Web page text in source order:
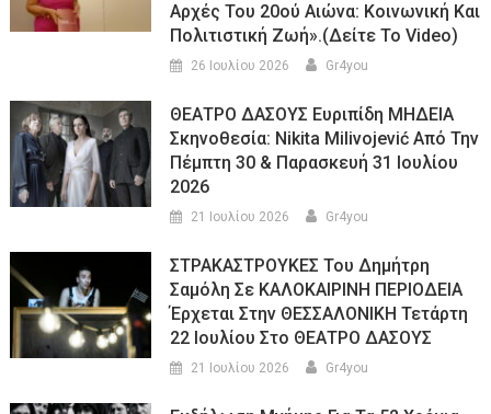
Αρχές Του 20ού Αιώνα: Κοινωνική Και
Πολιτιστική Ζωή».(Δείτε Το Video)
26 Ιουλίου 2026 Gr4you
ΘΕΑΤΡΟ ΔΑΣΟΥΣ Ευριπίδη ΜΗΔΕΙΑ
Σκηνοθεσία: Nikita Milivojević Από Την
Πέμπτη 30 & Παρασκευή 31 Ιουλίου
2026
21 Ιουλίου 2026 Gr4you
ΣΤΡΑΚΑΣΤΡΟΥΚΕΣ Του Δημήτρη
Σαμόλη Σε ΚΑΛΟΚΑΙΡΙΝΗ ΠΕΡΙΟΔΕΙΑ
Έρχεται Στην ΘΕΣΣΑΛΟΝΙΚΗ Τετάρτη
22 Ιουλίου Στο ΘΕΑΤΡΟ ΔΑΣΟΥΣ
21 Ιουλίου 2026 Gr4you